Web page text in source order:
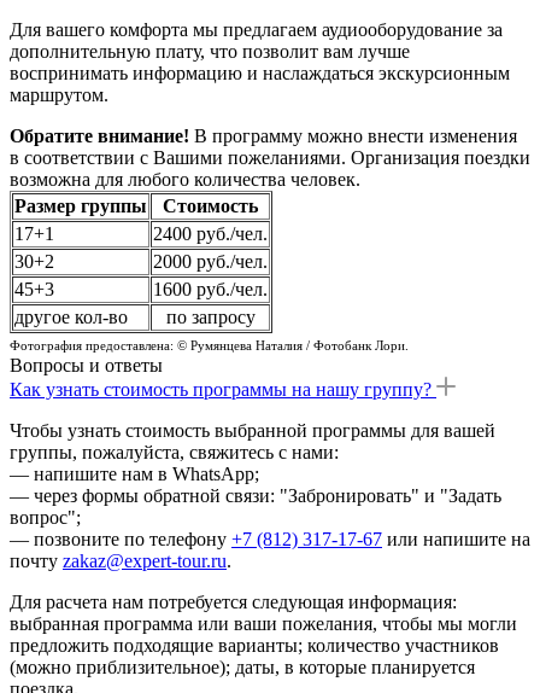
Для вашего комфорта мы предлагаем аудиооборудование за
дополнительную плату, что позволит вам лучше
воспринимать информацию и наслаждаться экскурсионным
маршрутом.
Обратите внимание! В программу можно внести изменения
в соответствии с Вашими пожеланиями. Организация поездки
возможна для любого количества человек.
Размер группы
Стоимость
17+1
2400 руб./чел.
30+2
2000 руб./чел.
45+3
1600 руб./чел.
другое кол-во
по запросу
Фотография предоставлена: © Румянцева Наталия / Фотобанк Лори.
Вопросы и ответы
Как узнать стоимость программы на нашу группу?
Чтобы узнать стоимость выбранной программы для вашей
группы, пожалуйста, свяжитесь с нами:
— напишите нам в WhatsApp;
— через формы обратной связи: "Забронировать" и "Задать
вопрос";
— позвоните по телефону +7 (812) 317-17-67 или напишите на
почту zakaz@expert-tour.ru.
Для расчета нам потребуется следующая информация:
выбранная программа или ваши пожелания, чтобы мы могли
предложить подходящие варианты; количество участников
(можно приблизительное); даты, в которые планируется
поездка.